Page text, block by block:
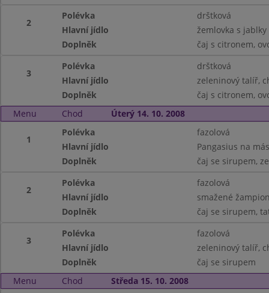
2
Polévka
drštková
Hlavní jídlo
žemlovka s jablky
Doplněk
čaj s citronem,
3
Polévka
drštková
Hlavní jídlo
zeleninový talíř,
Doplněk
čaj s citronem,
Menu
Chod Úterý 14. 10. 2008
1
Polévka
fazolová
Hlavní jídlo
Pangasius na
Doplněk
čaj se sirupem,
2
Polévka
fazolová
Hlavní jídlo
smažené
Doplněk
čaj se sirupem,
3
Polévka
fazolová
Hlavní jídlo
zeleninový talíř,
Doplněk
čaj se sirupem
Menu
Chod Středa 15. 10. 2008